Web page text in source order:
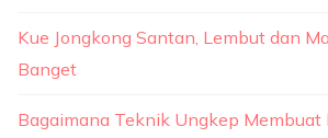
Kue Jongkong Santan, Lembut dan
Banget
Bagaimana Teknik Ungkep Membuat